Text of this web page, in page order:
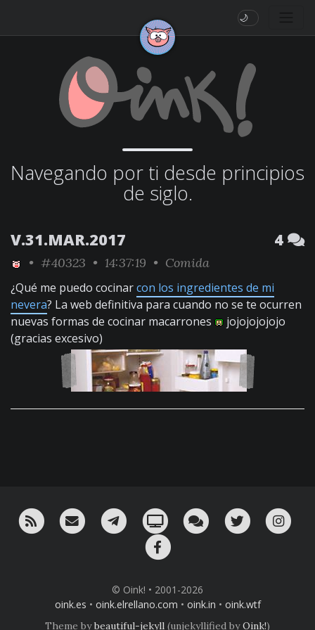
🌙
Navegando por ti desde principios
de siglo.
V.31.MAR.2017 4
• #40323 • 14:37:19 • Comida
¿Qué me puedo cocinarcon los ingredientes de mi
nevera? La web definitiva para cuando no se te ocurren
nuevas formas de cocinar macarrones
jojojojojojo
(gracias excesivo)
RSS ¡Mándame un email!¡Nuestro canal en Telegram!
Oink! TV Charla con nosotros
Twitter
© Oink! • 2001-2026
oink.es • oink.elrellano.com • oink.in • oink.wtf
Theme bybeautiful-jekyll (unjekyllified byOink!)